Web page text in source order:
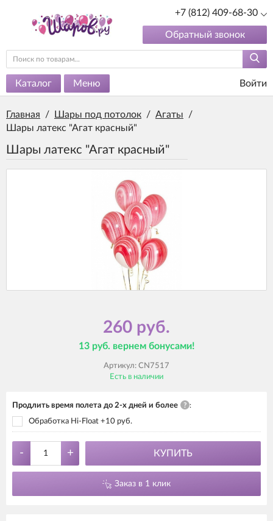
+7 (812) 409-68-30
Обратный звонок
Каталог Меню Войти
Главная / Шары под потолок / Агаты
/
Шары латекс "Агат красный"
Шары латекс "Агат красный"
260 руб.
13 руб. вернем бонусами!
Артикул: CN7517
Есть в наличии
Продлить время полета до 2-х дней и более ? :
Обработка Hi-Float +10 руб.
- + КУПИТЬ
Заказ в 1 клик